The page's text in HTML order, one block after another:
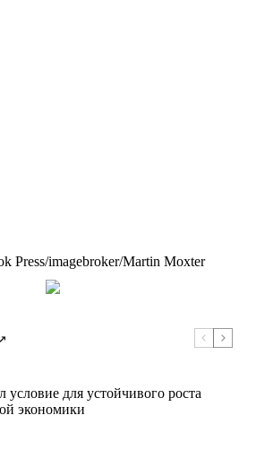
Press/imagebroker/Martin Moxter
условие для устойчивого роста
экономики